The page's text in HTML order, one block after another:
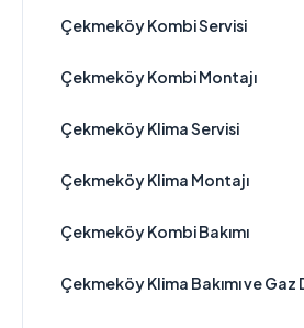
Çekmeköy Kombi Servisi
Çekmeköy Kombi Montajı
Çekmeköy Klima Servisi
Çekmeköy Klima Montajı
Çekmeköy Kombi Bakımı
Çekmeköy Klima Bakımı ve Gaz